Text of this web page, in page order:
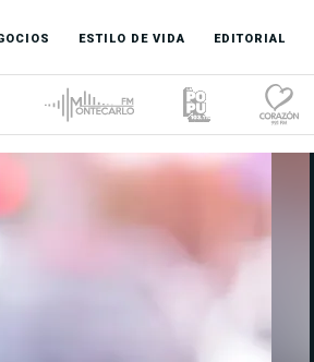
ESTILO DE VIDA EDITORIAL